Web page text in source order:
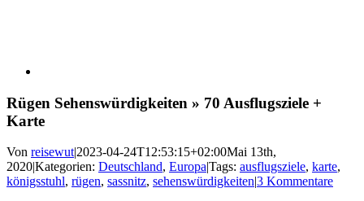
Rügen Sehenswürdigkeiten » 70 Ausflugsziele +
Karte
Von reisewut|2023-04-24T12:53:15+02:00Mai 13th,
2020|Kategorien: Deutschland, Europa|Tags: ausflugsziele, karte,
königsstuhl, rügen, sassnitz, sehenswürdigkeiten|3 Kommentare